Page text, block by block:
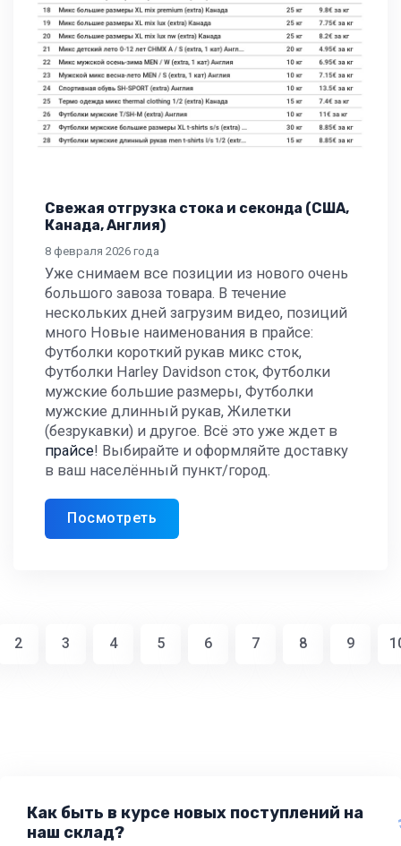
Свежая отгрузка стока и секонда (США,
Канада, Англия)
8 февраля 2026 года
Уже снимаем все позиции из нового очень
большого завоза товара. В течение
нескольких дней загрузим видео, позиций
много Новые наименования в прайсе:
Футболки короткий рукав микс сток,
Футболки Harley Davidson сток, Футболки
мужские большие размеры, Футболки
мужские длинный рукав, Жилетки
(безрукавки) и другое. Всё это уже ждет в
прайсе! Выбирайте и оформляйте доставку
в ваш населённый пункт/город.
Посмотреть
2 3 4 5 6 7 8 9
Как быть в курсе новых поступлений на
наш склад?